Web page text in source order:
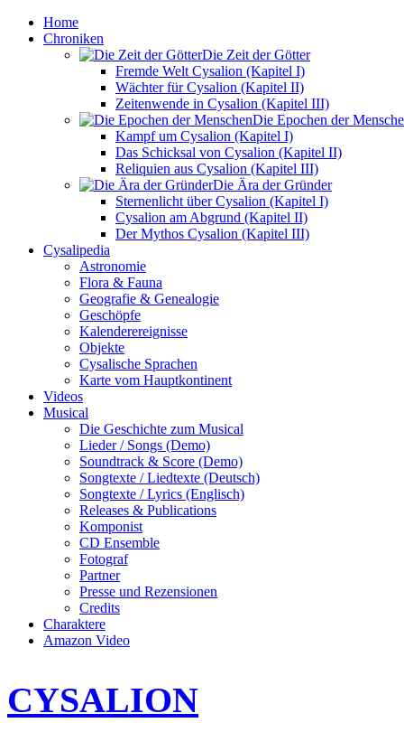
Home
Chroniken
Die Zeit der Götter
Fremde Welt Cysalion (Kapitel I)
Wächter für Cysalion (Kapitel II)
Zeitenwende in Cysalion (Kapitel III)
Die Epochen der
Kampf um Cysalion (Kapitel I)
Das Schicksal von Cysalion (Kapitel II)
Reliquien aus Cysalion (Kapitel III)
Die Ära der Gründer
Sternenlicht über Cysalion (Kapitel I)
Cysalion am Abgrund (Kapitel II)
Der Mythos Cysalion (Kapitel III)
Cysalipedia
Astronomie
Flora & Fauna
Geografie & Genealogie
Geschöpfe
Kalenderereignisse
Objekte
Cysalische Sprachen
Karte vom Hauptkontinent
Videos
Musical
Die Geschichte zum Musical
Lieder / Songs (Demo)
Soundtrack & Score (Demo)
Songtexte / Liedtexte (Deutsch)
Songtexte / Lyrics (Englisch)
Releases & Publications
Komponist
CD Ensemble
Fotograf
Partner
Presse und Rezensionen
Credits
Charaktere
Amazon Video
CYSALION